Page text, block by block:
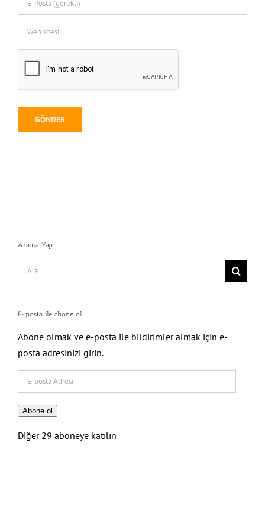
Arama Yap
Search
for:
E-posta ile abone ol
Abone olmak ve e-posta ile bildirimler almak için e-
posta adresinizi girin.
posta
Adresi
Abone ol
Diğer 29 aboneye katılın